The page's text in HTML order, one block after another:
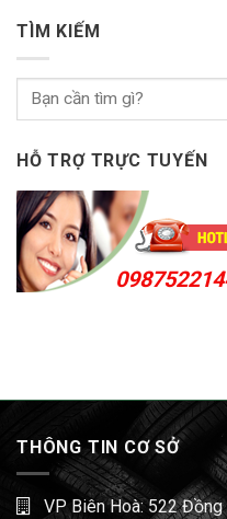
TÌM KIẾM
HỖ TRỢ TRỰC TUYẾN
THÔNG TIN CƠ SỞ
VP Biên Hoà: 522 Đồng